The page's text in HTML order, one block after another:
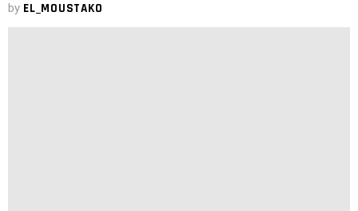
by EL_MOUSTAKO